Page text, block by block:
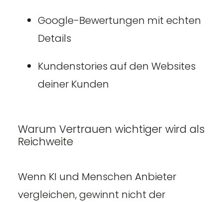
Google-Bewertungen mit echten
Details
Kundenstories auf den Websites
deiner Kunden
Warum Vertrauen wichtiger wird als
Reichweite
Wenn KI und Menschen Anbieter
vergleichen, gewinnt nicht der